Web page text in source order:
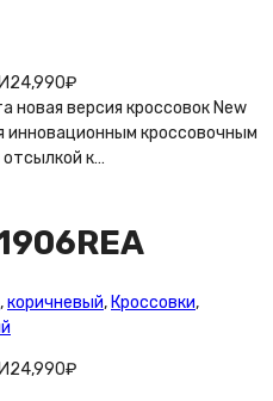
24,990₽
новая версия кроссовок New
инновационным кроссовочным
отсылкой к…
,коричневый, Кроссовки,
24,990₽